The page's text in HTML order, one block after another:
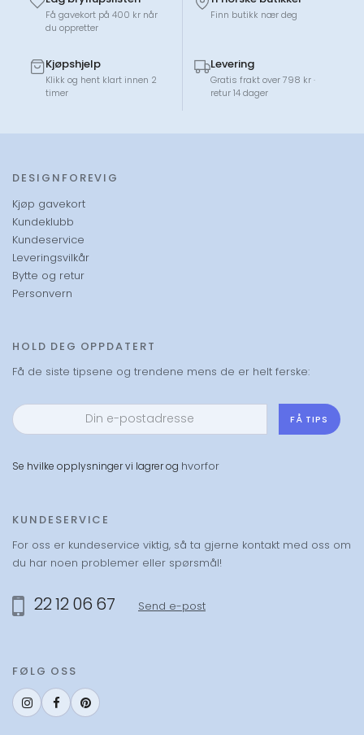
Få gavekort på 400 kr når
du oppretter
Finn butikk nær deg
Kjøpshjelp
Klikk og hent klart innen 2
timer
Levering
Gratis frakt over 798 kr ·
retur 14 dager
DESIGNFOREVIG
Kjøp gavekort
Kundeklubb
Kundeservice
Leveringsvilkår
Bytte og retur
Personvern
HOLD DEG OPPDATERT
Få de siste tipsene og trendene mens de er helt ferske:
FÅ TIPS
Se hvilke opplysninger vi lagrer og hvorfor
KUNDESERVICE
For oss er kundeservice viktig, så ta gjerne kontakt med oss om
du har noen problemer eller spørsmål!
22 12 06 67 Send e-post
FØLG OSS